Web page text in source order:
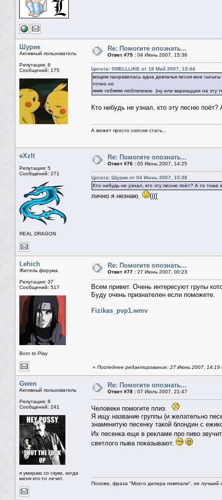
Шурик
Активный пользователь
Репутация: 8
Сообщений: 175
Re: Помогите опознать...
Ответ #75 : 04 Июнь 2007, 15:38
Цитата: SMELLLIKE от 18 Май 2007, 13:44
вощим панравилась адна девчачья песня мне
точно но
яяяя тебяяяя люблюююю (ну или вариацции на эту
Кто нибудь не узнал, кто эту песню поёт?
А может просто снегом стать...
eXzIt
Репутация: 5
Сообщений: 271
REAL DRAGON
Re: Помогите опознать...
Ответ #76 : 05 Июнь 2007, 14:25
Цитата: Шурик от 04 Июнь 2007, 15:38
Кто нибудь не узнал, кто эту песню поёт? А то тоже
лично я незнаю. ((((
Lehich
Житель форума
Репутация: 37
Сообщений: 517
Born to Play
Re: Помогите опознать...
Ответ #77 : 27 Июнь 2007, 00:23
Всем привет. Очень интересуют групы
Буду очень признателен если поможете.
Fizikas_pvp1.wmv
« Последнее редактирование: 27 Июнь 2007, 14:19
Gwen
Активный пользователь
Репутация: 8
Сообщений: 241
я умираю со скуки, когда
меня кто-то лечит.
Re: Помогите опознать...
Ответ #78 : 07 Июль 2007, 21:47
Человеки помогите плиз.
Я ищу название группы (и желательно
знаменитую песенку такой блондин с
Их песенка еще в рекламе про пиво
светлого пыва показывают.
Похоже, фраза "Моего дилера повязали", не лучший